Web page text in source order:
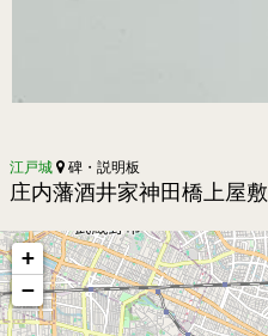
江戸城 碑・説明板
庄内藩酒井家神田橋上屋敷
+
−